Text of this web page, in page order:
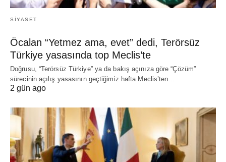
SIYASET
Öcalan “Yetmez ama, evet” dedi, Terörsüz
Türkiye yasasında top Meclis’te
Doğrusu, “Terörsüz Türkiye” ya da bakış açınıza göre “Çözüm”
sürecinin açılış yasasının geçtiğimiz hafta Meclis’ten…
2 gün ago